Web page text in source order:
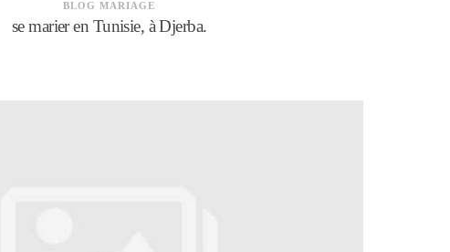
BLOG MARIAGE
se marier en Tunisie, à Djerba.